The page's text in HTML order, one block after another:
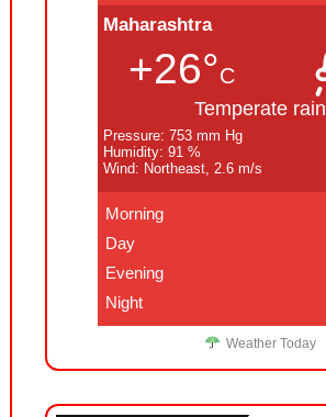
Maharashtra
+26°C
Temperate rain
Pressure: 753 mm Hg
Humidity: 91 %
Wind: Northeast, 2.6 m/s
Morning
Day
Evening
Night
Weather Today